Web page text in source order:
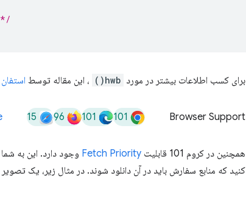
*/
برای کسب اطلاعات بیشتر در مورد hwb() ، این مقاله توسط
Browser Support
101
101
96
15
همچنین در کروم 101 قابلیت Fetch Priority وجود دارد. این به
کنید که منابع سفارش باید در آن دانلود شوند. در مثال زیر، یک تصویر